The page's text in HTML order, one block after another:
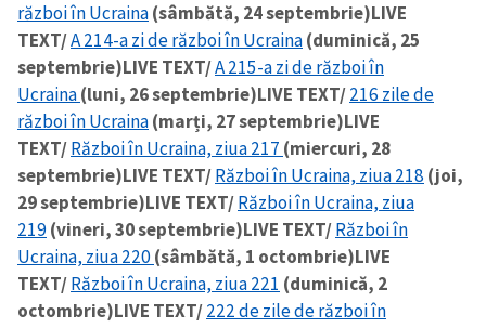
război în Ucraina(sâmbătă, 24 septembrie)LIVE
TEXT/A 214-a zi de război în Ucraina(duminică, 25
septembrie)LIVE TEXT/A 215-a zi de război în
Ucraina(luni, 26 septembrie)LIVE TEXT/216 zile de
război în Ucraina(marți, 27 septembrie)LIVE
TEXT/Război în Ucraina, ziua 217 (miercuri, 28
septembrie)LIVE TEXT/Război în Ucraina, ziua 218 (joi,
29 septembrie)LIVE TEXT/Război în Ucraina, ziua
219(vineri, 30 septembrie)LIVE TEXT/Război în
Ucraina, ziua 220(sâmbătă, 1 octombrie)LIVE
TEXT/Război în Ucraina, ziua 221 (duminică, 2
octombrie)LIVE TEXT/222 de zile de război în